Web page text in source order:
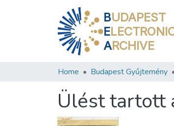
BUDAPEST
E
ARCHIVE
Home Budapest Gyűjtemény
Ülést tartott